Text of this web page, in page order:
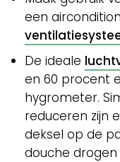
een
De ideale
en 60 procent
hygrometer.
reduceren zijn
deksel op de
douche drogen